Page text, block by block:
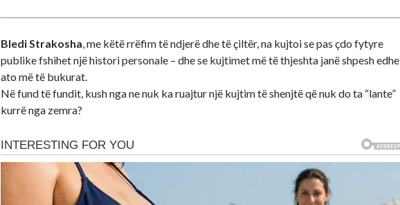
Bledi Strakosha, me këtë rrëfim të ndjerë dhe të çiltër, na kujtoi se pas çdo fytyre
publike fshihet një histori personale – dhe se kujtimet më të thjeshta janë shpesh edhe
ato më të bukurat.
Në fund të fundit, kush nga ne nuk ka ruajtur një kujtim të shenjtë që nuk do ta “lante”
kurrë nga zemra?